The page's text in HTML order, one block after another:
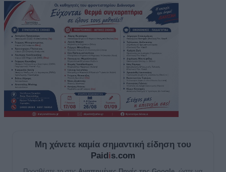
Μη χάνετε καμία σημαντική είδηση του
Paidis.com